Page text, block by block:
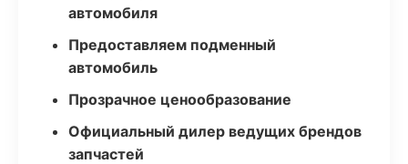
автомобиля
Предоставляем подменный
автомобиль
Прозрачное ценообразование
Официальный дилер ведущих брендов
запчастей